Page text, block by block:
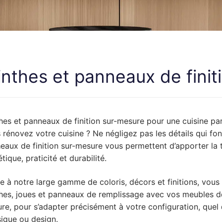
de cuisine
de cuisine
de cuisine
de cuisine
References
de cuisine
et panneaux de
et panneaux de finition sur-mesure pour une cuisine
rénovez votre cuisine ? Ne négligez pas les détails qui
de finition sur-mesure vous permettent d’apporter
praticité et durabilité.
à notre large gamme de coloris, décors et finitions,
joues et panneaux de remplissage avec vos meubles
pour s’adapter précisément à votre configuration,
ou design.